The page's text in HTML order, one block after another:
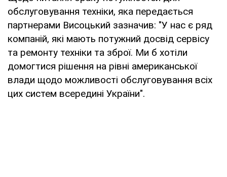
обслуговування техніки, яка передається
партнерами Висоцький зазначив: "У нас є ряд
компаній, які мають потужний досвід сервісу
та ремонту техніки та зброї. Ми б хотіли
домогтися рішення на рівні американської
влади щодо можливості обслуговування всіх
цих систем всередині України".